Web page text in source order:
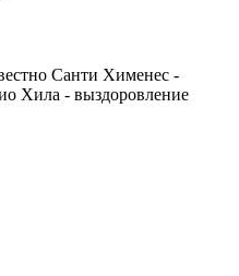
Санти Хименес -
Хила - выздоровление